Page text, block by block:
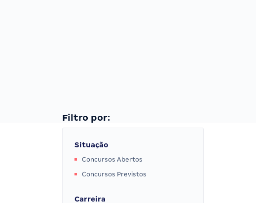
Filtro por:
Situação
Concursos Abertos
Concursos Previstos
Carreira